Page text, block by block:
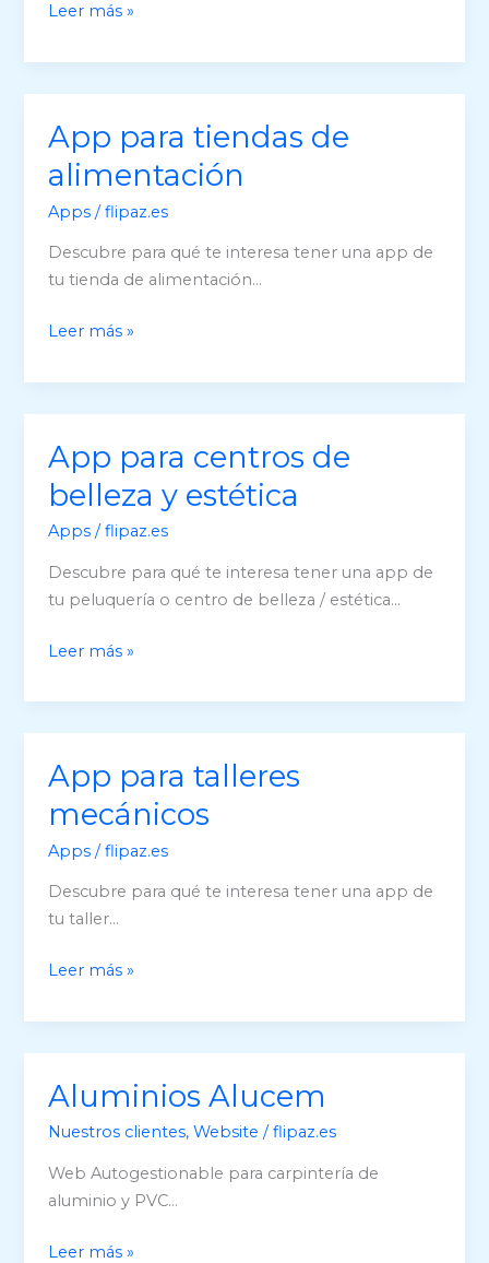
App
hostelería
Leer más »
App para tiendas de
alimentación
Apps /flipaz.es
Descubre para qué te interesa tener una app de
tu tienda de alimentación…
App
tiendas
de
Leer más »
App para centros de
belleza y estética
Apps /flipaz.es
Descubre para qué te interesa tener una app de
tu peluquería o centro de belleza / estética…
App
centros
de
y
estética
Leer más »
App para talleres
mecánicos
Apps /flipaz.es
Descubre para qué te interesa tener una app de
tu taller…
App
talleres
mecánicos
Leer más »
Aluminios Alucem
Nuestros clientes,Website /flipaz.es
Web Autogestionable para carpintería de
aluminio y PVC…
Aluminios
Leer más »